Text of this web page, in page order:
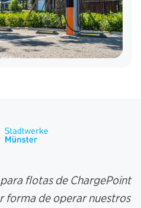
flotas de ChargePoint
forma de operar nuestros